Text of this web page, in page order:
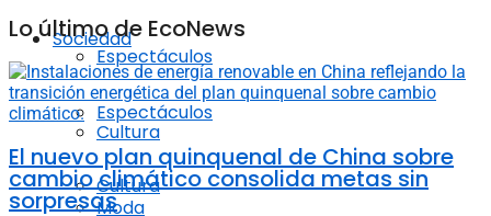
Espectáculos
Cultura
Moda
Sociedad
Espectáculos
Cultura
Lo último de EcoNews
El nuevo plan quinquenal de China sobre
cambio climático consolida metas sin
sorpresas